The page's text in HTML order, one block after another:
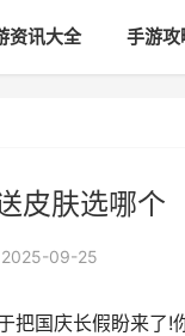
资讯大全 手游攻
皮肤选哪个
2025-09-25
把国庆长假盼来了